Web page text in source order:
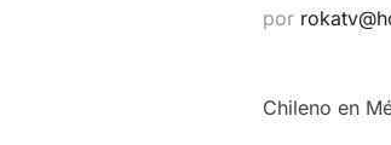
por
Chileno en